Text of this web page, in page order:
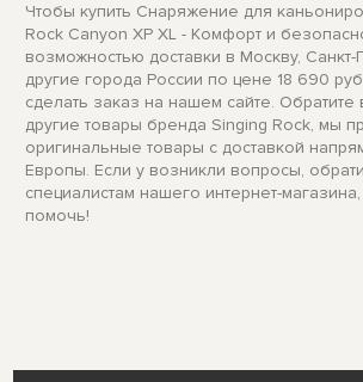
Чтобы купить Снаряжение для
Rock Canyon XP XL - Комфорт и
возможностью доставки в Москву, Санкт-
другие города России по цене 18 690
сделать заказ на нашем сайте. Обратите
другие товары бренда Singing Rock, мы
оригинальные товары с доставкой
Европы. Если у возникли вопросы,
специалистам нашего интернет-
помочь!